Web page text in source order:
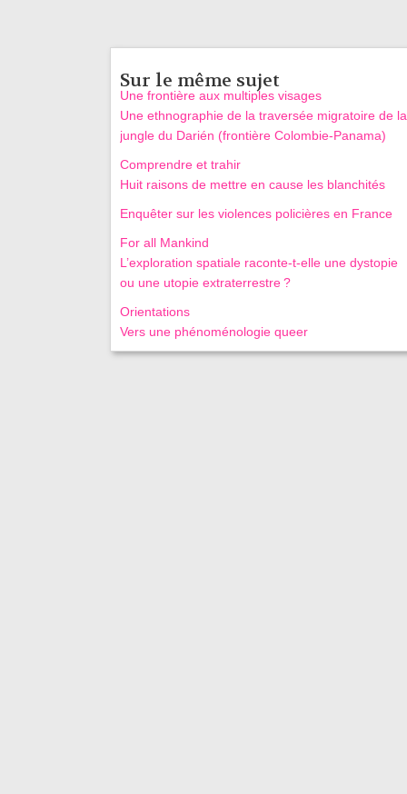
Sur le même sujet
Une frontière aux multiples visages
Une ethnographie de la traversée migratoire de la
jungle du Darién (frontière Colombie-Panama)
Comprendre et trahir
Huit raisons de mettre en cause les blanchités
Enquêter sur les violences policières en France
For all Mankind
L’exploration spatiale raconte‑t‑elle une dystopie
ou une utopie extraterrestre ?
Orientations
Vers une phénoménologie queer